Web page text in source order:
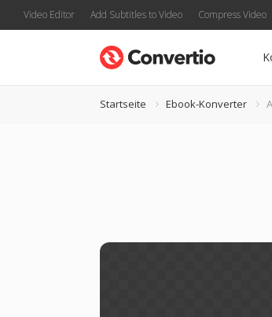
Video Editor Add Subtitles to Video Compress Video
Startseite Ebook-Konverter